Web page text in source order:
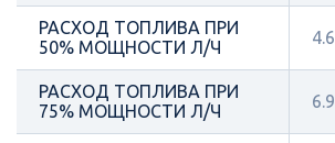
РАСХОД ТОПЛИВА ПРИ
50% МОЩНОСТИ Л/Ч
4.6
РАСХОД ТОПЛИВА ПРИ
75% МОЩНОСТИ Л/Ч
6.9